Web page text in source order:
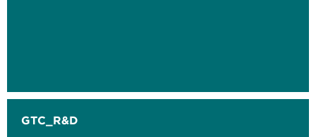
GTC_R&D